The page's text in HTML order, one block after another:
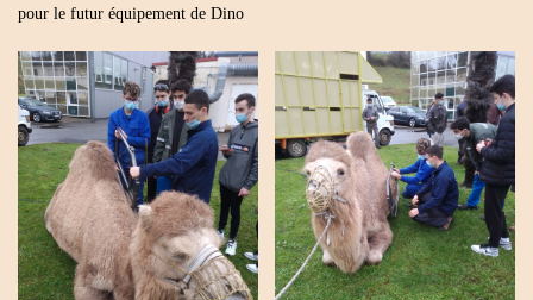
pour le futur équipement de Dino